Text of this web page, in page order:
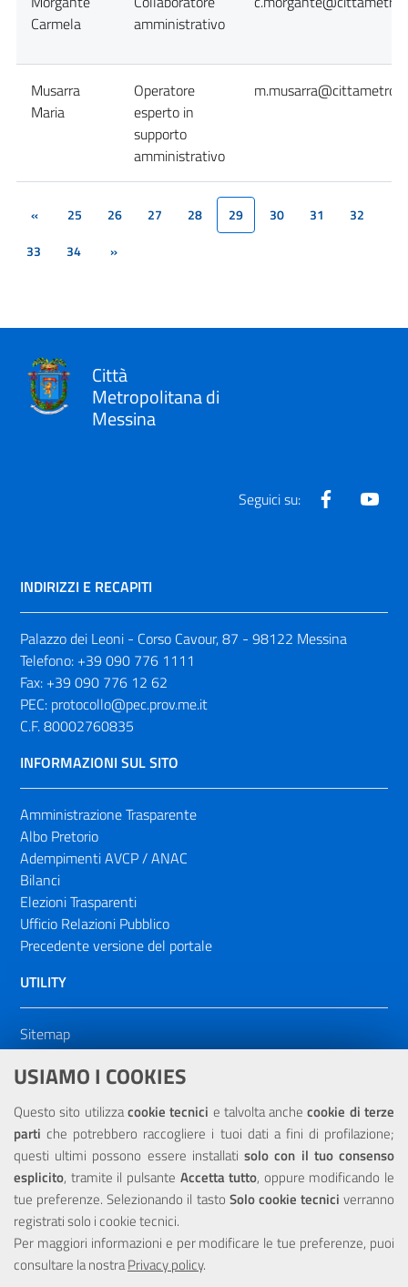
USIAMO I COOKIES
Questo sito utilizzacookie tecnici e talvolta anchecookie di terze
parti che potrebbero raccogliere i tuoi dati a fini di profilazione;
questi ultimi possono essere installatisolo con il tuo consenso
esplicito, tramite il pulsante Accetta tutto, oppure modificando le
tue preferenze. Selezionando il tasto Solo cookie tecnici verranno
registrati solo i cookie tecnici.
Per maggiori informazioni e per modificare le tue preferenze, puoi
consultare la nostraPrivacy policy.
Carmela
amministrativo
Musarra
Maria
Operatore
esperto in
supporto
amministrativo
« 25 26 27 28 29(current)
30 31
32
33
34 »
Città
Metropolitana di
Messina
Seguici su: Facebook
INDIRIZZI E RECAPITI
Palazzo dei Leoni - Corso Cavour, 87 - 98122 Messina
Telefono: +39 090 776 1111
Fax: +39 090 776 12 62
PEC: protocollo@pec.prov.me.it
C.F. 80002760835
INFORMAZIONI SUL SITO
Amministrazione Trasparente
Albo Pretorio
Adempimenti AVCP / ANAC
Bilanci
Elezioni Trasparenti
Ufficio Relazioni Pubblico
Precedente versione del portale
UTILITY
Sitemap
Dichiarazione di accessibilità
NOTE LEGALI
Privacy
Portale realizzato con la partecipazione finanziaria dell'Unione
Europea tramite i fondi del POR Sicilia 2000/2006 Misura 6.05 -